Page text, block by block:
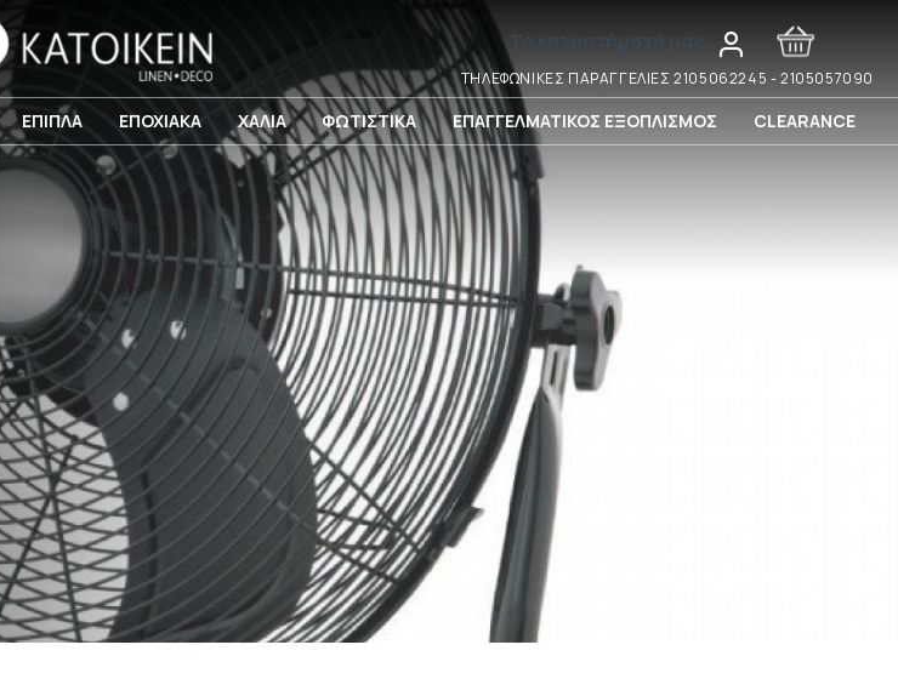
Τα καταστήματά μας
ΤΗΛΕΦΩΝΙΚΕΣ ΠΑΡΑΓΓΕΛΙΕΣ 2105062245 - 2105057090
ΕΠΙΠΛΑ ΕΠΟΧΙΑΚΑ ΧΑΛΙΑ ΦΩΤΙΣΤΙΚΑ ΕΠΑΓΓΕΛΜΑΤΙΚΟΣ ΕΞΟΠΛΙΣΜΟΣ CLEARANCE